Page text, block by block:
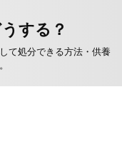
する？
て処分できる方法・供養